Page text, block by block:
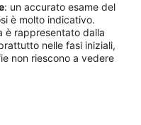
: un accurato esame del
è molto indicativo.
è rappresentato dalla
nelle fasi iniziali,
non riescono a vedere